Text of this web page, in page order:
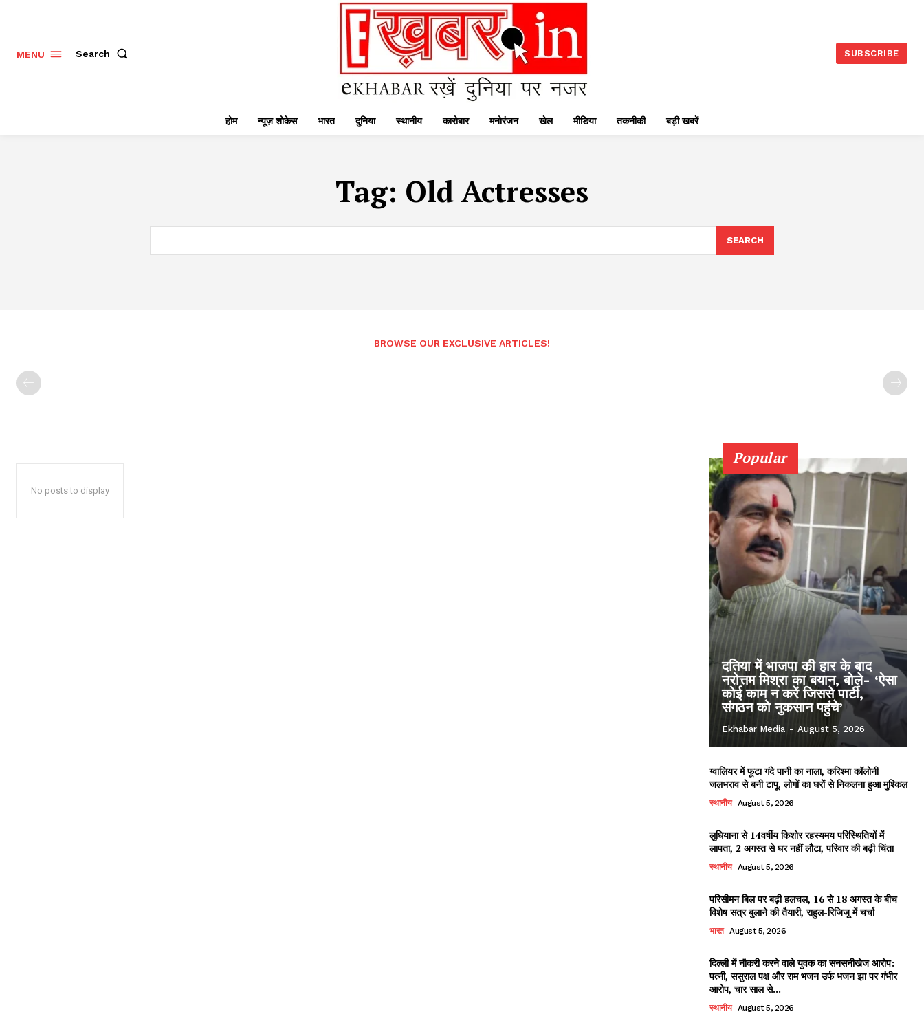
MENU Search SUBSCRIBE
होम न्यूज़ शोकेस भारत दुनिया स्थानीय कारोबार मनोरंजन खेल मीडिया तकनीकी बड़ी खबरें
Tag: Old Actresses
SEARCH
BROWSE OUR EXCLUSIVE ARTICLES!
No posts to display
Popular
दतिया में भाजपा की हार के बाद
नरोत्तम मिश्रा का बयान, बोले- ‘ऐसा
कोई काम न करें जिससे पार्टी,
संगठन को नुकसान पहुंचे’
Ekhabar Media - August 5, 2026
ग्वालियर में फूटा गंदे पानी का नाला, करिश्मा कॉलोनी
जलभराव से बनी टापू, लोगों का घरों से निकलना हुआ मुश्किल
स्थानीय August 5, 2026
लुधियाना से 14वर्षीय किशोर रहस्यमय परिस्थितियों में
लापता, 2 अगस्त से घर नहीं लौटा, परिवार की बढ़ी चिंता
स्थानीय August 5, 2026
परिसीमन बिल पर बढ़ी हलचल, 16 से 18 अगस्त के बीच
विशेष सत्र बुलाने की तैयारी, राहुल-रिजिजू में चर्चा
भारत August 5, 2026
दिल्ली में नौकरी करने वाले युवक का सनसनीखेज आरोप:
पत्नी, ससुराल पक्ष और राम भजन उर्फ भजन झा पर गंभीर
आरोप, चार साल से...
स्थानीय August 5, 2026